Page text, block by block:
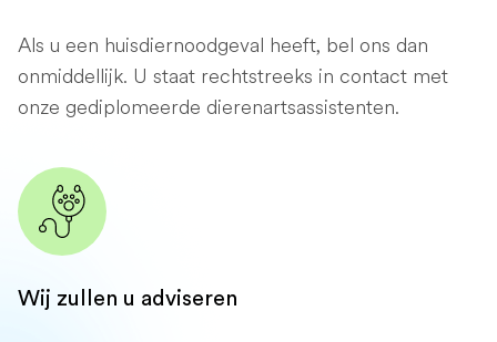
Als u een huisdiernoodgeval heeft, bel ons dan
onmiddellijk. U staat rechtstreeks in contact met
onze gediplomeerde dierenartsassistenten.
Wij zullen u adviseren